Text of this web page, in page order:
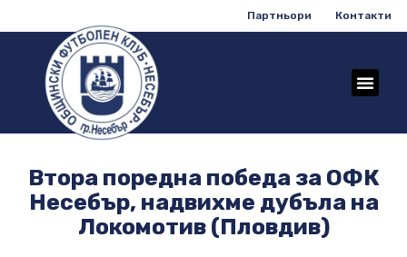
Партньори Контакти
Втора поредна победа за ОФК
Несебър, надвихме дубъла на
Локомотив (Пловдив)